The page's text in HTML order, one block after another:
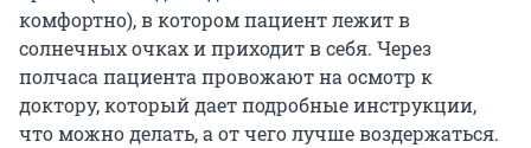
комфортно), в котором пациент лежит в
солнечных очках и приходит в себя. Через
полчаса пациента провожают на осмотр к
доктору, который дает подробные инструкции,
что можно делать, а от чего лучше воздержаться.